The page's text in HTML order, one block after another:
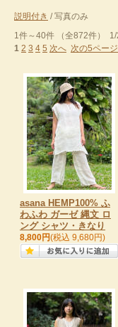
説明付き / 写真のみ
1件～40件 （全872件） 1/
1 2 3 4 5 次へ 次の5ペー
asana HEMP100% ふ
わふわ ガーゼ 縄文 ロ
ング シャツ・きなり
8,800円(税込 9,680円)